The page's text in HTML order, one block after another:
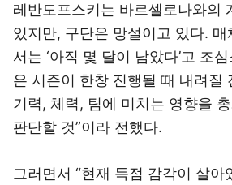
레반도프스키는 바르셀로나와의
있지만, 구단은 망설이고 있다. 매
서는 ‘아직 몇 달이 남았다’고 조
은 시즌이 한창 진행될 때 내려질
기력, 체력, 팀에 미치는 영향을
판단할 것”이라 전했다.
그러면서 “현재 득점 감각이 살아